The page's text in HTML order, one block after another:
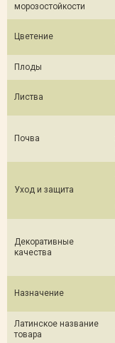
морозостойкости
Цветение
Плоды
Листва
Почва
Уход и защита
Декоративные
качества
Назначение
Латинское название
товара